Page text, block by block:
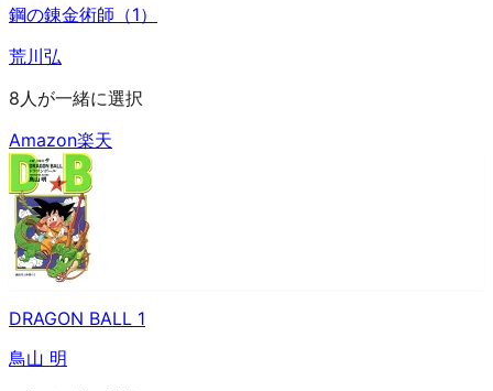
鋼の錬金術師（1）
荒川弘
8人が一緒に選択
Amazon楽天
DRAGON BALL 1
鳥山 明